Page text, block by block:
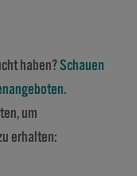
haben?Schauen
um
erhalten: